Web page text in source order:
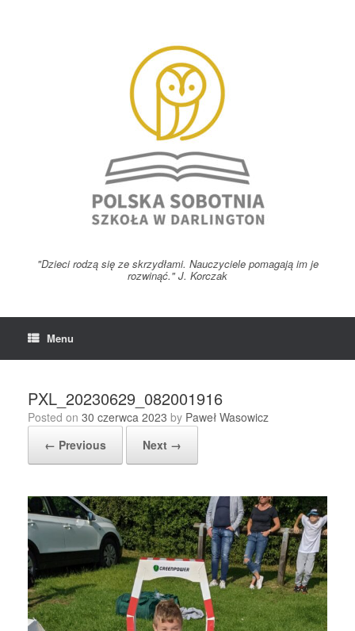
"Dzieci rodzą się ze skrzydłami. Nauczyciele pomagają im je
rozwinąć." J. Korczak
Menu
PXL_20230629_082001916
Posted on 30 czerwca 2023 by Paweł Wasowicz
← Previous
Next →